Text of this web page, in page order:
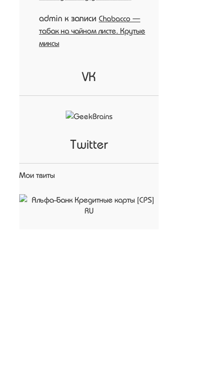
admin к записи Chabacco —
табак на чайном листе. Крутые
миксы
VK
Twitter
Мои твиты